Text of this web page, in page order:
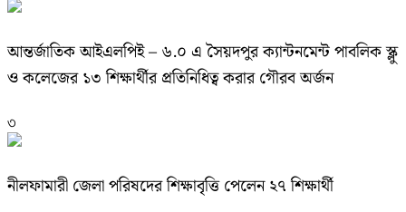
আন্তর্জাতিক আইএলপিই – ৬.০ এ সৈয়দপুর ক্যান্টনমেন্ট পাবলিক স্ক্লু
ও কলেজের ১৩ শিক্ষার্থীর প্রতিনিধিত্ব করার গৌরব অর্জন
৩
নীলফামারী জেলা পরিষদের শিক্ষাবৃত্তি পেলেন ২৭ শিক্ষার্থী